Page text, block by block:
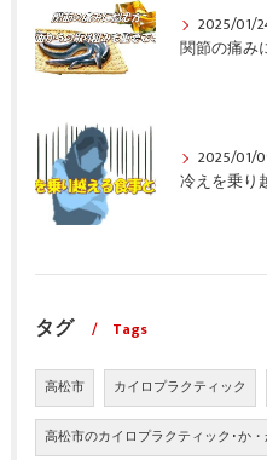
2025/01/
2025/01/
冷えを乗り
タグ Tags
高松市 カイロプラクティック
高松市のカイロプラクティック･か